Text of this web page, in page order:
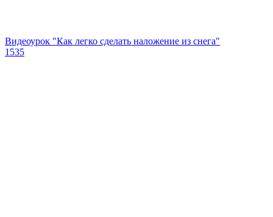
Видеоурок "Как легко сделать наложение из снега"
1535